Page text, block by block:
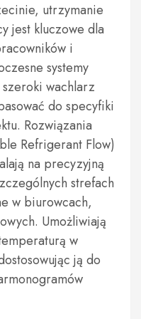
utrzymanie
jest kluczowe dla
i
systemy
wachlarz
do specyfiki
Rozwiązania
Refrigerant Flow)
na precyzyjną
strefach
w biurowcach,
Umożliwiają
w
ją do